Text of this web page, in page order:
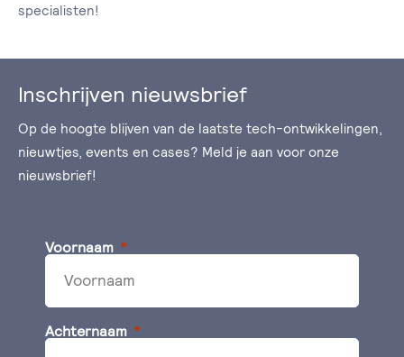
specialisten!
Inschrijven nieuwsbrief
Op de hoogte blijven van de laatste tech-ontwikkelingen,
nieuwtjes, events en cases? Meld je aan voor onze
nieuwsbrief!
Voornaam
Achternaam